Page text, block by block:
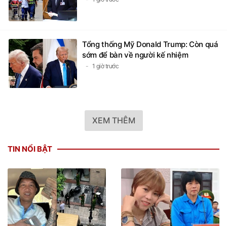
Tổng thống Mỹ Donald Trump: Còn quá
sớm để bàn về người kế nhiệm
1 giờ trước
XEM THÊM
TIN NỔI BẬT